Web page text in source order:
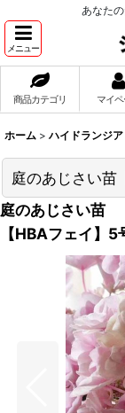
あなた
メニュー
商品カテゴリ マイ
ホーム > ハイドランジア
庭のあじさい苗
庭のあじさい苗
【HBAフェイ】5